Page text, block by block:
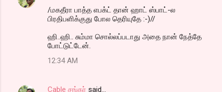
/மகதீரா பாத்த எபக்ட் தான் ஹாட் ஸ்பாட்-ல
பிரதிபளிக்குது போல தெரியுதே :-)//
ஹி..ஹி.. சும்மா சொல்லப்படாது அதை நான் நேத்தே
போட்டுட்டேன்.
12:34 AM
Cable சங்கர் said…